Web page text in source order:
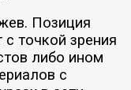
Позиция
точкой зрения
либо ином
с